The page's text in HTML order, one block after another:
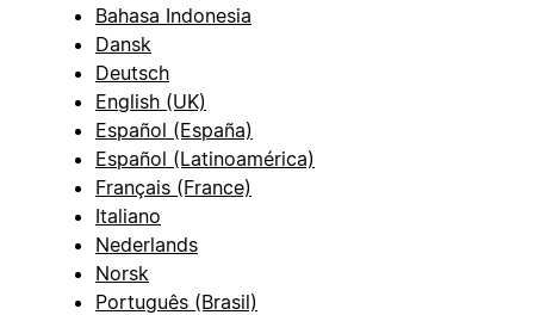
Bahasa Indonesia
Dansk
Deutsch
English (UK)
Español (España)
Español (Latinoamérica)
Français (France)
Italiano
Nederlands
Norsk
Português (Brasil)